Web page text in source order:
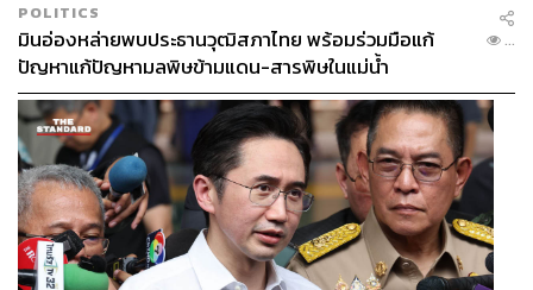
POLITICS
มินอ่องหล่ายพบประธานวุฒิสภาไทย พร้อมร่วมมือแก้
ปัญหาแก้ปัญหามลพิษข้ามแดน-สารพิษในแม่น้ำ
...